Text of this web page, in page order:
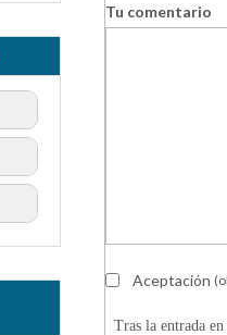
Tu comentario
Aceptación
Tras la entrada